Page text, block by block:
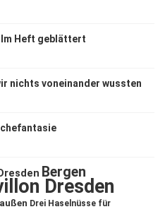
Im Heft geblättert
nichts voneinander wussten
Bergen
Dresden
Drei Haselnüsse für